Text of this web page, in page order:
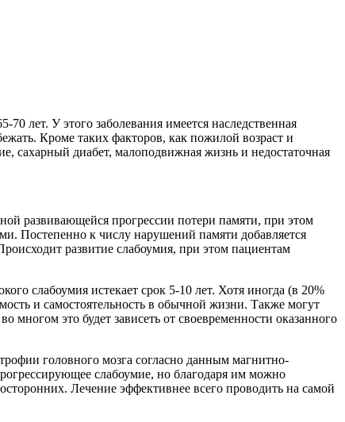
лет. У этого заболевания имеется наследственная
Кроме таких факторов, как пожилой возраст и
сахарный диабет, малоподвижная жизнь и недостаточная
развивающейся прогрессии потери памяти, при этом
Постепенно к числу нарушений памяти добавляется
развитие слабоумия, при этом пациентам
слабоумия истекает срок 5-10 лет. Хотя иногда (в 20%
и самостоятельность в обычной жизни. Также могут
это будет зависеть от своевременности оказанного
головного мозга согласно данным магнитно-
слабоумие, но благодаря им можно
Лечение эффективнее всего проводить на самой